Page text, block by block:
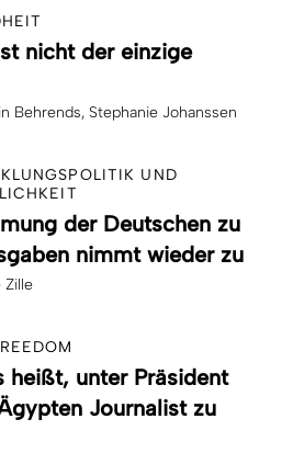
nicht der einzige
Behrends Stephanie Johanssen
UND
der Deutschen zu
nimmt wieder zu
Zille
heißt, unter Präsident
Journalist zu